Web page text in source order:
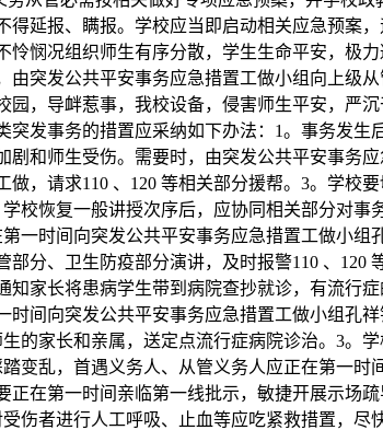
延报、瞒报。学校应当即启动相关应急预案
悯况组织师生有序分散，学生生命平安，极
突发公共平安事务应急措置工做小组向上级
，导衅惹事，我校设备，侵害师生平安，严
突发事务的措置应采纳如下办法：1。事务发
和师生受伤。需要时，由突发公共平安事务
，请求110 、120 等相关部分援帮。3。学
校恢复一般讲授次序后，应协同相关部分对
一时间向突发公共平安事务应急措置工做小
分、卫生防疫部分演讲，及时报警110 、
家长将患病学生带到病院查抄就诊，有流行
间向突发公共平安事务应急措置工做小组孔
的家长和亲属，送定点流行症病院诊治。3
变乱，首遇义务人、从管义务人应正在第一
在第一时间亲临第一线批示，敏捷开展示场
伤者进行人工呼吸、止血等应吃紧救措置，